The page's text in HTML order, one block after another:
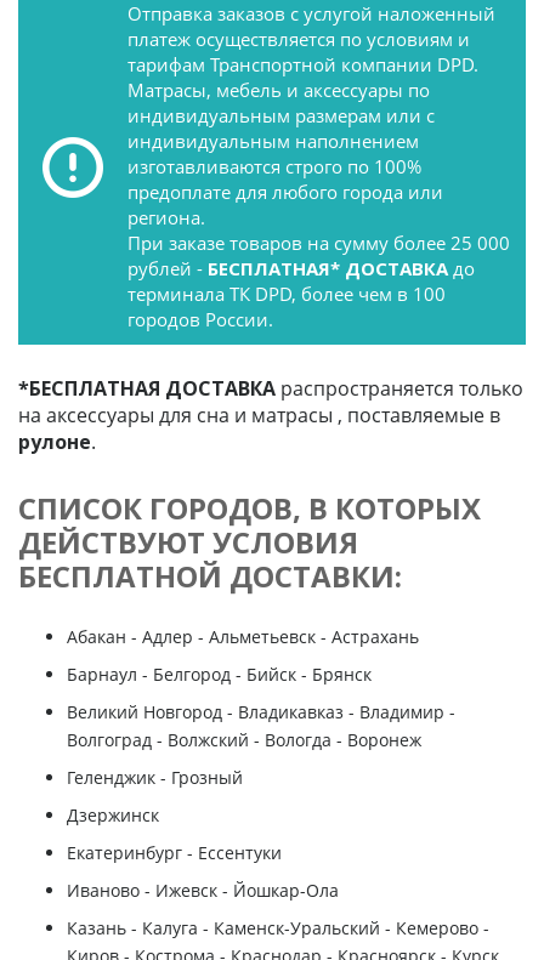
Отправка заказов с услугой наложенный
платеж осуществляется по условиям и
тарифам Транспортной компании DPD.
Матрасы, мебель и аксессуары по
индивидуальным размерам или с
индивидуальным наполнением
изготавливаются строго по 100%
предоплате для любого города или
региона.
При заказе товаров на сумму более 25 000
рублей - БЕСПЛАТНАЯ* ДОСТАВКАдо
терминала ТК DPD, более чем в 100
городов России.
*БЕСПЛАТНАЯ ДОСТАВКА распространяется только
на аксессуары для сна и матрасы , поставляемые в
рулоне.
СПИСОК ГОРОДОВ, В КОТОРЫХ
ДЕЙСТВУЮТ УСЛОВИЯ
БЕСПЛАТНОЙ ДОСТАВКИ:
Абакан - Адлер - Альметьевск - Астрахань
Барнаул - Белгород - Бийск - Брянск
Великий Новгород - Владикавказ - Владимир -
Волгоград - Волжский - Вологда - Воронеж
Геленджик - Грозный
Дзержинск
Екатеринбург - Ессентуки
Иваново - Ижевск - Йошкар-Ола
Казань - Калуга - Каменск-Уральский - Кемерово -